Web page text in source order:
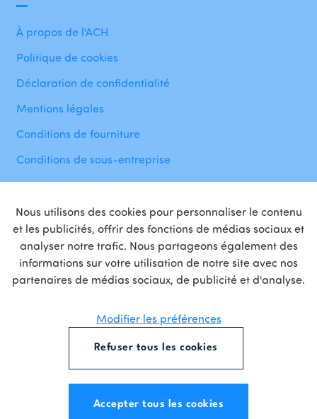
Nous utilisons des cookies pour personnaliser le contenu
et les publicités, offrir des fonctions de médias sociaux et
analyser notre trafic. Nous partageons également des
informations sur votre utilisation de notre site avec nos
partenaires de médias sociaux, de publicité et d'analyse.
Modifier les préférences
Refuser tous les cookies
Accepter tous les cookies
À propos de l'ACH
Politique de cookies
Déclaration de confidentialité
Mentions légales
Conditions de fourniture
Conditions de sous-entreprise
Fièrepartenairede